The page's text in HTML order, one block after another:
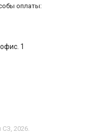
оплаты:
1
2026.